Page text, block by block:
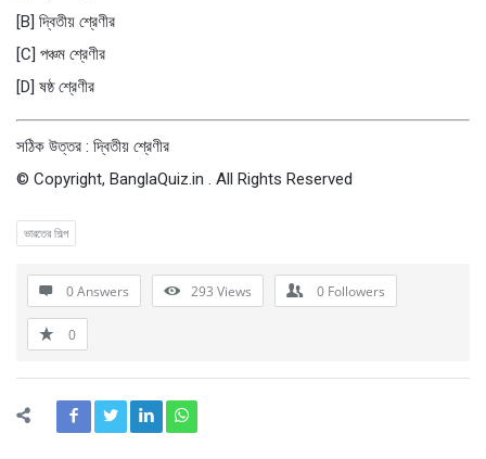
[B] দ্বিতীয় শ্রেণীর
[C] পঞ্চম শ্রেণীর
[D] ষষ্ঠ শ্রেণীর
সঠিক উত্তর : দ্বিতীয় শ্রেণীর
© Copyright, BanglaQuiz.in . All Rights Reserved
ভারতের শিল্প
0 Answers 293 Views 0 Followers
0